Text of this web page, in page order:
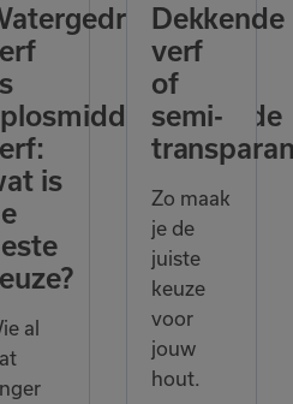
is
al
Dekkende
verf
of
semi-
Zo maak
je de
juiste
keuze
voor
jouw
hout.